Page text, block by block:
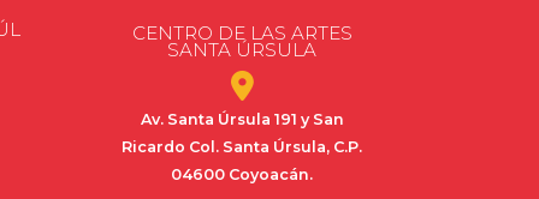
CENTRO DE LAS ARTES
SANTA ÚRSULA
Av. Santa Úrsula 191 y San
Ricardo Col. Santa Úrsula, C.P.
04600 Coyoacán.